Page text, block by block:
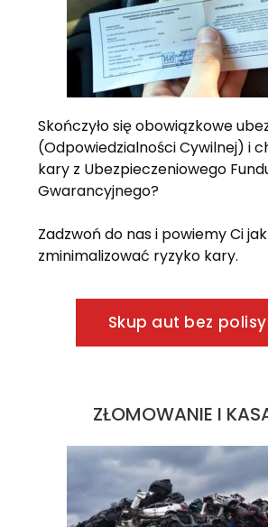
Skończyło się obowiązkowe
(Odpowiedzialności Cywilnej) i
kary z Ubezpieczeniowego
Gwarancyjnego?
Zadzwoń do nas i powiemy Ci jak
zminimalizować ryzyko kary.
Skup aut bez
ZŁOMOWANIE I